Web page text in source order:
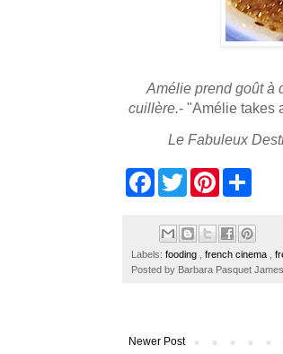
Amélie prend goût à
cuillère.- "Amélie takes
Le Fabuleux
o
k
w
t
r
e
s
e
Labels: fooding french cinema
Posted by Barbara Pasquet James
Newer Post